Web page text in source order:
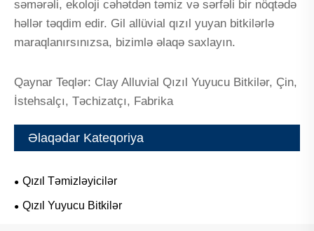
səmərəli, ekoloji cəhətdən təmiz və sərfəli bir nöqtədə
həllər təqdim edir. Gil allüvial qızıl yuyan bitkilərlə
maraqlanırsınızsa, bizimlə əlaqə saxlayın.
Qaynar Teqlər: Clay Alluvial Qızıl Yuyucu Bitkilər, Çin,
İstehsalçı, Təchizatçı, Fabrika
Əlaqədar Kateqoriya
Qızıl Təmizləyicilər
Qızıl Yuyucu Bitkilər